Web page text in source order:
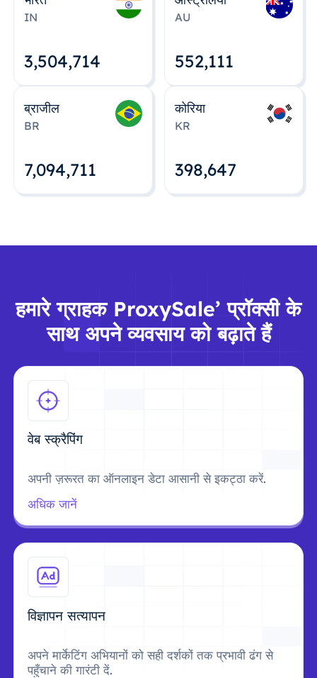
IN
3,504,715
AU
552,112
ब्राजील
BR
7,094,712
कोरिया
KR
398,648
हमारे ग्राहक ProxySale’ प्रॉक्सी के
साथ अपने व्यवसाय को बढ़ाते हैं
वेब स्क्रैपिंग
अपनी ज़रूरत का ऑनलाइन डेटा आसानी से इकट्ठा करें.
अधिक जानें
विज्ञापन सत्यापन
अपने मार्केटिंग अभियानों को सही दर्शकों तक प्रभावी ढंग से
पहुँचाने की गारंटी दें.